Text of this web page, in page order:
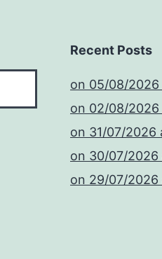
Recent Posts
​on 05/08/2026
​on 02/08/2026
​on 31/07/2026
​on 30/07/2026
​on 29/07/2026